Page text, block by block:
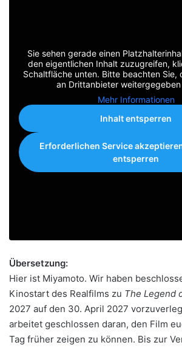
Sie sehen gerade einen
den eigentlichen Inhalt zuzugreifen,
Schaltfläche unten. Bitte beachten Sie,
an Drittanbieter
Mehr Informationen
Inhalt entsperren
Erforderlichen Service
entsperren
Übersetzung:
Hier ist Miyamoto. Wir haben
Kinostart des Realfilms zu The Legend
2027 auf den 30. April 2027
arbeitet geschlossen daran, den Film
Tag früher zeigen zu können. Bis zur